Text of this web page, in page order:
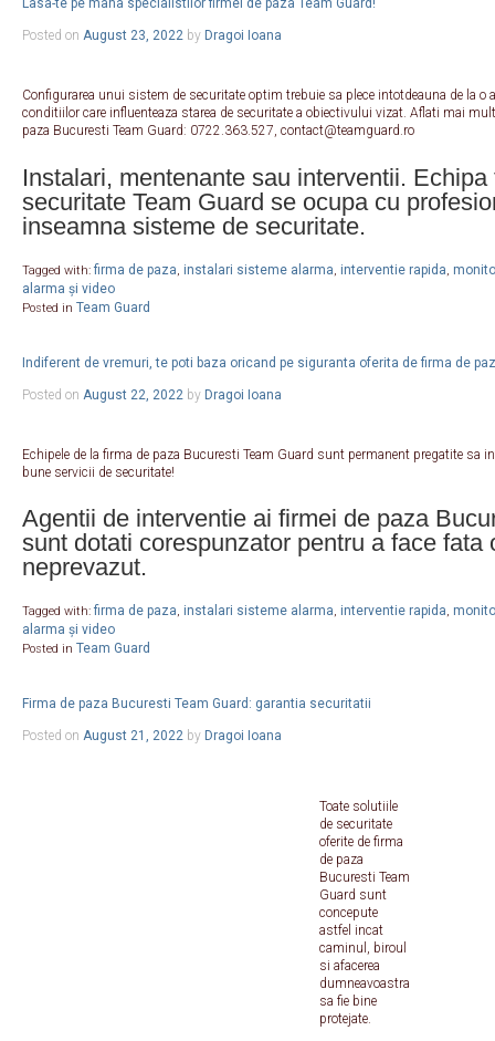
Lasa-te pe mana specialistilor firmei de paza Team Guard!
Posted on August 23, 2022 by Dragoi Ioana
Configurarea unui sistem de securitate optim trebuie sa plece intotdeauna de la o
conditiilor care influenteaza starea de securitate a obiectivului vizat. Aflati mai
paza Bucuresti Team Guard: 0722.363.527, contact@teamguard.ro
Instalari, mentenante sau interventii.
securitate Team Guard se ocupa cu
inseamna sisteme de securitate.
Tagged with: firma de paza instalari sisteme alarma interventie rapida
alarma și video
Posted in Team Guard
Indiferent de vremuri, te poti baza oricand pe siguranta oferita de firma de
Posted on August 22, 2022 by Dragoi Ioana
Echipele de la firma de paza Bucuresti Team Guard sunt permanent pregatite sa
bune servicii de securitate!
Agentii de interventie ai firmei de paza
sunt dotati corespunzator pentru a face fata
neprevazut.
Tagged with: firma de paza, instalari sisteme alarma, interventie rapida,
alarma și video
Posted in Team Guard
Firma de paza Bucuresti Team Guard: garantia securitatii
Posted on August 21, 2022 by Dragoi Ioana
Toate solutiile
de securitate
oferite de firma
de paza
Bucuresti Team
Guard sunt
concepute
astfel incat
caminul, biroul
si afacerea
dumneavoastra
sa fie bine
protejate.